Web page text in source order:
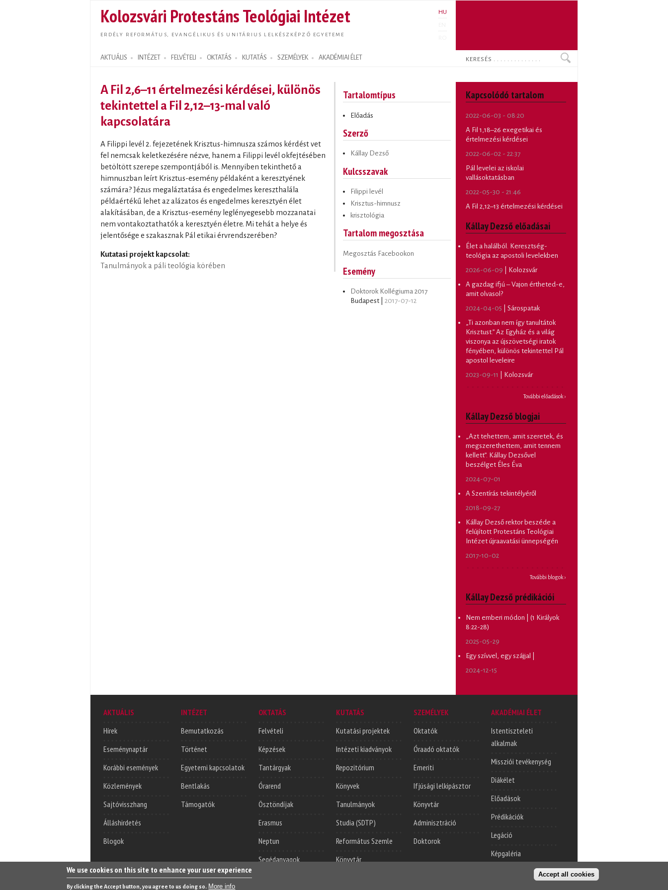
tartalomra
Kolozsvári Protestáns Teológiai Intézet
ERDÉLY REFORMÁTUS, EVANGÉLIKUS ÉS UNITÁRIUS LELKÉSZKÉPZŐ EGYETEME
HU
AKTUÁLIS INTÉZET FELVÉTELI OKTATÁS KUTATÁS SZEMÉLYEK AKADÉMIAI ÉLET
Search form
Keresés
A Fil 2,6–11 értelmezési kérdései, különös
tekintettel a Fil 2,12–13-mal való
kapcsolatára
A Filippi levél 2. fejezetének Krisztus-himnusza számos kérdést vet
fel nemcsak keletkezésére nézve, hanem a Filippi levél okfejtésében
betöltött szerepe szempontjából is. Mennyiben tekinthető a
himnuszban leírt Krisztus-esemény példaként a keresztyének
számára? Jézus megaláztatása és engedelmes kereszthalála
példaértékű lehet az alázatos és engedelmes keresztyén élet
alakításában, de a Krisztus-esemény leglényegesebb mozzanatai
nem vontakoztathatók a keresztyén életre. Mi tehát a helye és
jelentősége e szakasznak Pál etikai érvrendszerében?
Kutatasi projekt kapcsolat:
Tanulmányok a páli teológia körében
Tartalomtípus
Előadás
Szerző
Kállay Dezső
Kulcsszavak
Filippi levél
Krisztus-himnusz
krisztológia
Tartalom megosztása
Megosztás Facebookon
Esemény
Doktorok Kollégiuma 2017
Budapest | 2017-07-12
Kapcsolódó tartalom
2022-06-03 - 08:20
A Fil 1,18–26 exegetikai és
értelmezési kérdései
2022-06-02 - 22:37
Pál levelei az iskolai
vallásoktatásban
2022-05-30 - 21:46
A Fil 2,12–13 értelmezési kérdései
Kállay Dezső előadásai
Élet a halálból. Keresztség-
teológia az apostoli levelekben
2026-06-09 | Kolozsvár
A gazdag ifjú – Vajon értheted-e,
amit olvasol?
2024-04-05 | Sárospatak
„Ti azonban nem így tanultátok
Krisztust.” Az Egyház és a világ
viszonya az újszövetségi iratok
fényében, különös tekintettel Pál
apostol leveleire
2023-09-11
| Kolozsvár
További előadások ›
Kállay Dezső blogjai
„Azt tehettem, amit szeretek, és
megszerethettem, amit tennem
kellett”. Kállay Dezsővel
beszélget Éles Éva
2024-07-01
A Szentírás tekintélyéről
2018-09-27
Kállay Dezső rektor beszéde a
felújított Protestáns Teológiai
Intézet újraavatási ünnepségén
2017-10-02
További blogok ›
Kállay Dezső prédikációi
Nem emberi módon | (1 Királyok
8:22-28)
2025-05-29
Egy szívvel, egy szájjal |
2024-12-15
AKTUÁLIS
Hírek
Eseménynaptár
Korábbi események
Közlemények
Sajtóvisszhang
Álláshirdetés
Blogok
INTÉZET
Bemutatkozás
Történet
Egyetemi kapcsolatok
Bentlakás
Támogatók
OKTATÁS
Felvételi
Képzések
Tantárgyak
Órarend
Ösztöndíjak
Erasmus
Neptun
Segédanyagok
KUTATÁS
Kutatási projektek
Intézeti kiadványok
Repozitórium
Könyvek
Tanulmányok
Studia (SDTP)
Református Szemle
Könyvtár
SZEMÉLYEK
Oktatók
Óraadó oktatók
Emeriti
Ifjúsági lelkipásztor
Könyvtár
Adminisztráció
Doktorok
AKADÉMIAI ÉLET
Istentiszteleti
alkalmak
Missziói tevékenység
Diákélet
Előadások
Prédikációk
Legáció
Képgaléria
We use cookies on this site to enhance your user experience
By clicking the Accept button, you agree to us doing so. More info
Accept all cookies